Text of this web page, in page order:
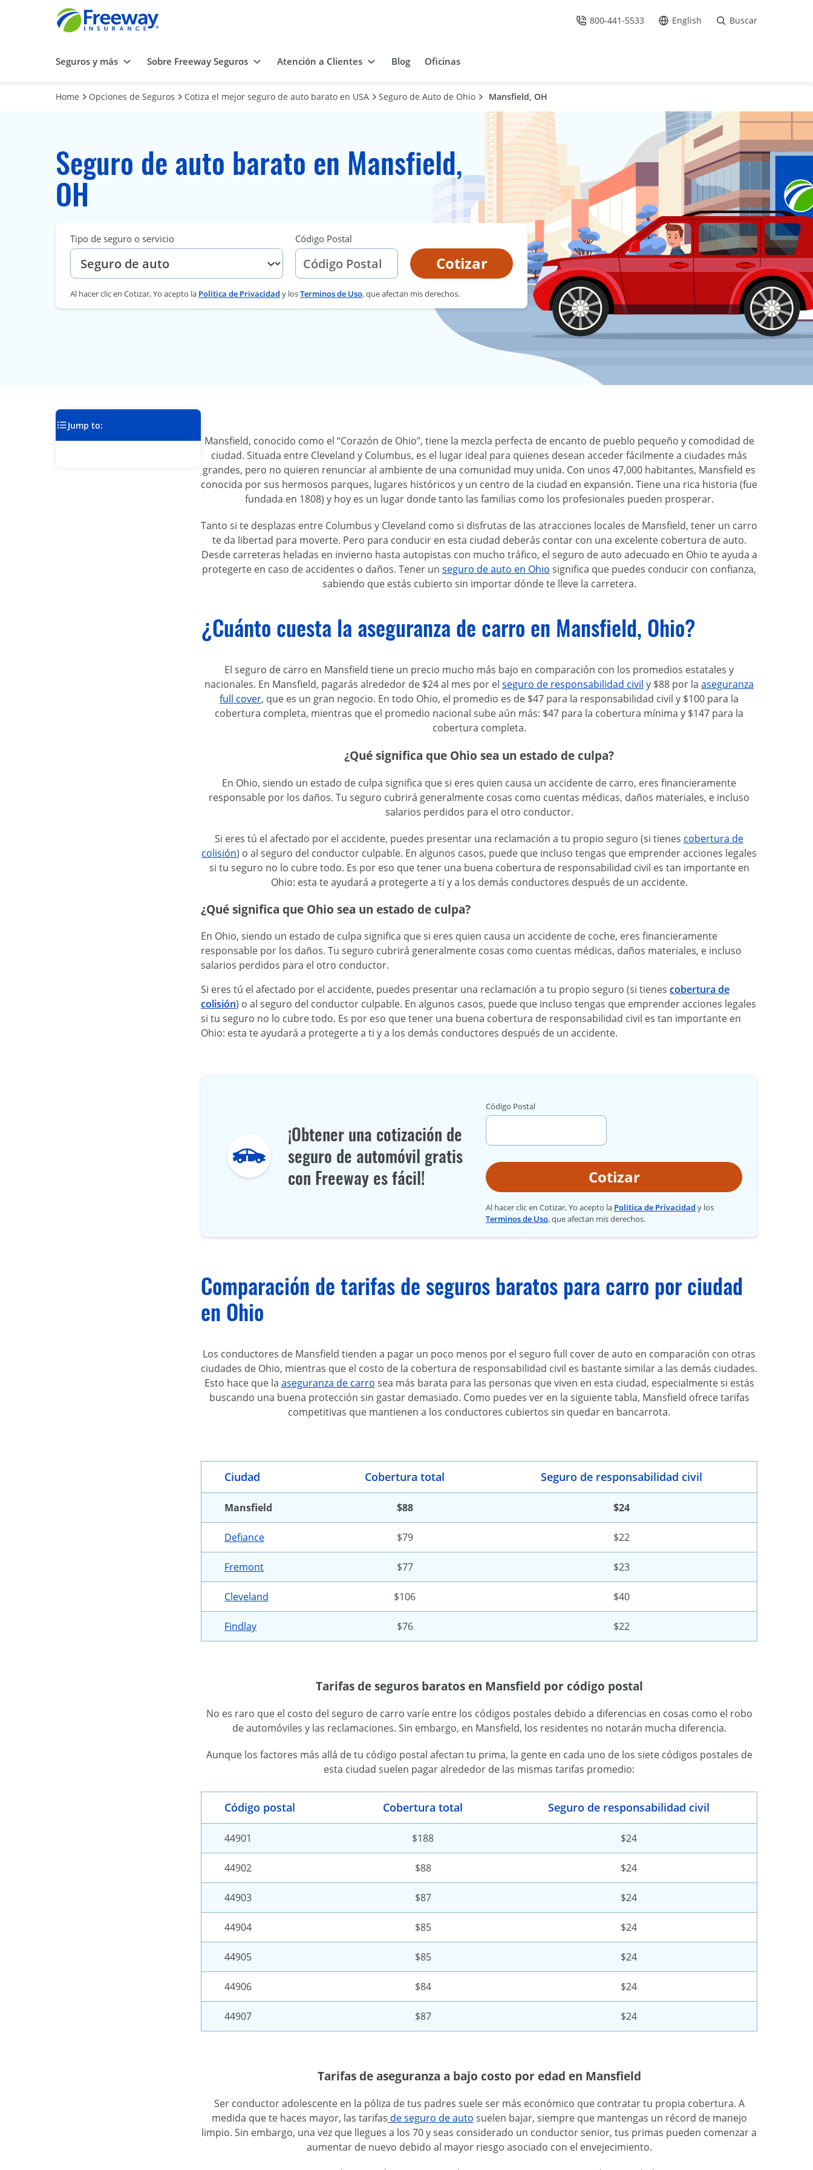
Llámenos
800-441-5533 Ir al sitio en Español /
English Buscar
Seguros y más Sobre Freeway Seguros Atención a Clientes Blog Oficinas
Home Opciones de Seguros Cotiza el mejor seguro de auto barato en USA Seguro de Auto de Ohio Mansfield, OH
Seguro de auto barato en Mansfield,
OH
Tipo de seguro o servicio Código Postal
Cotizar
Al hacer clic en Cotizar, Yo acepto la Politica de Privacidad y losTerminos de Uso, que afectan mis derechos.
Jump to:
Mansfield, conocido como el “Corazón de Ohio”, tiene la mezcla perfecta de encanto de pueblo pequeño y comodidad de
ciudad. Situada entre Cleveland y Columbus, es el lugar ideal para quienes desean acceder fácilmente a ciudades más
grandes, pero no quieren renunciar al ambiente de una comunidad muy unida. Con unos 47,000 habitantes, Mansfield es
conocida por sus hermosos parques, lugares históricos y un centro de la ciudad en expansión. Tiene una rica historia (fue
fundada en 1808) y hoy es un lugar donde tanto las familias como los profesionales pueden prosperar.
Tanto si te desplazas entre Columbus y Cleveland como si disfrutas de las atracciones locales de Mansfield, tener un carro
te da libertad para moverte. Pero para conducir en esta ciudad deberás contar con una excelente cobertura de auto.
Desde carreteras heladas en invierno hasta autopistas con mucho tráfico, el seguro de auto adecuado en Ohio te ayuda a
protegerte en caso de accidentes o daños. Tener un seguro de auto en Ohio significa que puedes conducir con confianza,
sabiendo que estás cubierto sin importar dónde te lleve la carretera.
¿Cuánto cuesta la aseguranza de carro en Mansfield, Ohio?
El seguro de carro en Mansfield tiene un precio mucho más bajo en comparación con los promedios estatales y
nacionales. En Mansfield, pagarás alrededor de $24 al mes por el seguro de responsabilidad civil y $88 por la aseguranza
full cover, que es un gran negocio. En todo Ohio, el promedio es de $47 para la responsabilidad civil y $100 para la
cobertura completa, mientras que el promedio nacional sube aún más: $47 para la cobertura mínima y $147 para la
cobertura completa.
¿Qué significa que Ohio sea un estado de culpa?
En Ohio, siendo un estado de culpa significa que si eres quien causa un accidente de carro, eres financieramente
responsable por los daños. Tu seguro cubrirá generalmente cosas como cuentas médicas, daños materiales, e incluso
salarios perdidos para el otro conductor.
Si eres tú el afectado por el accidente, puedes presentar una reclamación a tu propio seguro (si tienes cobertura de
colisión) o al seguro del conductor culpable. En algunos casos, puede que incluso tengas que emprender acciones legales
si tu seguro no lo cubre todo. Es por eso que tener una buena cobertura de responsabilidad civil es tan importante en
Ohio: esta te ayudará a protegerte a ti y a los demás conductores después de un accidente.
¿Qué significa que Ohio sea un estado de culpa?
En Ohio, siendo un estado de culpa significa que si eres quien causa un accidente de coche, eres financieramente
responsable por los daños. Tu seguro cubrirá generalmente cosas como cuentas médicas, daños materiales, e incluso
salarios perdidos para el otro conductor.
Si eres tú el afectado por el accidente, puedes presentar una reclamación a tu propio seguro (si tienes cobertura de
colisión) o al seguro del conductor culpable. En algunos casos, puede que incluso tengas que emprender acciones legales
si tu seguro no lo cubre todo. Es por eso que tener una buena cobertura de responsabilidad civil es tan importante en
Ohio: esta te ayudará a protegerte a ti y a los demás conductores después de un accidente.
¡Obtener una cotización de
seguro de automóvil gratis
con Freeway es fácil!
Código Postal
Cotizar
Al hacer clic en Cotizar, Yo acepto la Politica de Privacidad y los
Terminos de Uso, que afectan mis derechos.
Comparación de tarifas de seguros baratos para carro por ciudad
en Ohio
Los conductores de Mansfield tienden a pagar un poco menos por el seguro full cover de auto en comparación con otras
ciudades de Ohio, mientras que el costo de la cobertura de responsabilidad civil es bastante similar a las demás ciudades.
Esto hace que la aseguranza de carro sea más barata para las personas que viven en esta ciudad, especialmente si estás
buscando una buena protección sin gastar demasiado. Como puedes ver en la siguiente tabla, Mansfield ofrece tarifas
competitivas que mantienen a los conductores cubiertos sin quedar en bancarrota.
Ciudad Cobertura total Seguro de responsabilidad civil
Mansfield $88 $24
Defiance $79 $22
Fremont $77 $23
Cleveland $106 $40
Findlay $76 $22
Tarifas de seguros baratos en Mansfield por código postal
No es raro que el costo del seguro de carro varíe entre los códigos postales debido a diferencias en cosas como el robo
de automóviles y las reclamaciones. Sin embargo, en Mansfield, los residentes no notarán mucha diferencia.
Aunque los factores más allá de tu código postal afectan tu prima, la gente en cada uno de los siete códigos postales de
esta ciudad suelen pagar alrededor de las mismas tarifas promedio:
Código postal Cobertura total Seguro de responsabilidad civil
44901 $188 $24
44902 $88 $24
44903 $87 $24
44904 $85 $24
44905 $85 $24
44906 $84 $24
44907 $87 $24
Tarifas de aseguranza a bajo costo por edad en Mansfield
Ser conductor adolescente en la póliza de tus padres suele ser más económico que contratar tu propia cobertura. A
medida que te haces mayor, las tarifas de seguro de auto suelen bajar, siempre que mantengas un récord de manejo
limpio. Sin embargo, una vez que llegues a los 70 y seas considerado un conductor senior, tus primas pueden comenzar a
aumentar de nuevo debido al mayor riesgo asociado con el envejecimiento.